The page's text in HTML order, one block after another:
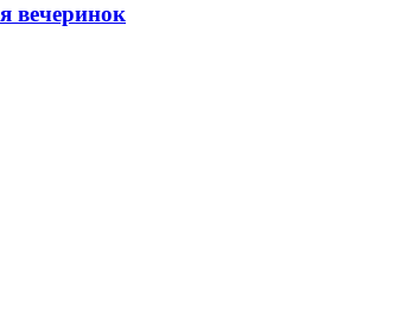
вечеринок